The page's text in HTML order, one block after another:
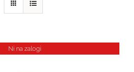
Ni na zalogi